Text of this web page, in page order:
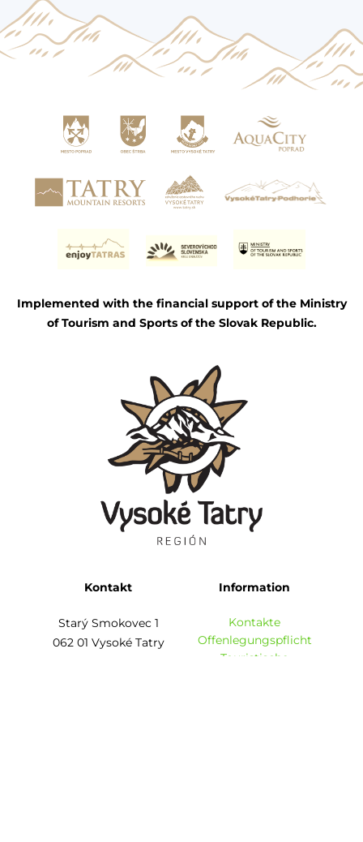
Implemented with the financial support of the Ministry
of Tourism and Sports of the Slovak Republic.
Kontakt
Starý Smokovec 1
062 01 Vysoké Tatry
Information
Kontakte
Offenlegungspflicht
Touristische